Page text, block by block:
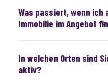
Was passiert, wenn ich
Immobilie im Angebot
In welchen Orten sind
aktiv?